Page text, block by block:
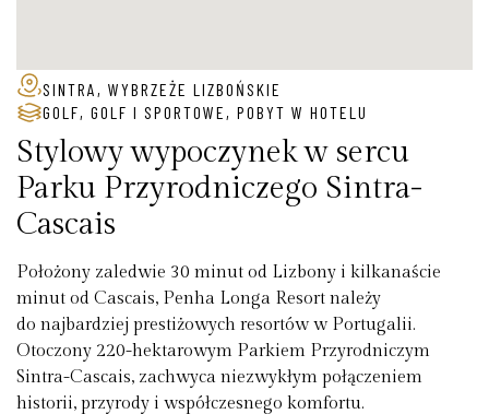
SINTRA, WYBRZEŻE LIZBOŃSKIE
GOLF, GOLF I SPORTOWE , POBYT W HOTELU
Stylowy wypoczynek w sercu
Parku Przyrodniczego Sintra-
Cascais
Położony zaledwie 30 minut od Lizbony i kilkanaście
minut od Cascais, Penha Longa Resort należy
do najbardziej prestiżowych resortów w Portugalii.
Otoczony 220-hektarowym Parkiem Przyrodniczym
Sintra-Cascais, zachwyca niezwykłym połączeniem
historii, przyrody i współczesnego komfortu.